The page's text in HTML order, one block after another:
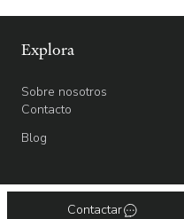
Contactar
Explora
Sobre nosotros
Contacto
Blog